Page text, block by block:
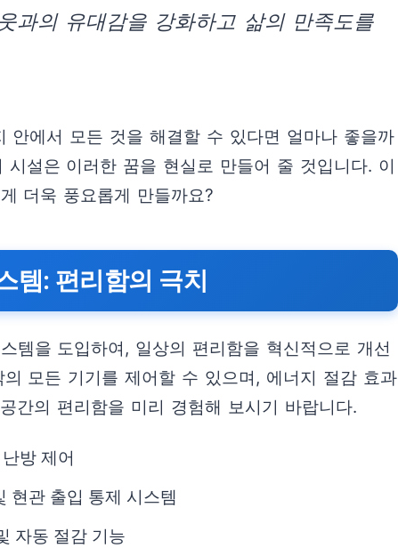
과의 유대감을 강화하고 삶의 만족도를
안에서 모든 것을 해결할 수 있다면 얼마나 좋을까
설은 이러한 꿈을 현실로 만들어 줄 것입니다. 이
더욱 풍요롭게 만들까요?
템: 편리함의 극치
템을 도입하여, 일상의 편리함을 혁신적으로 개선
모든 기기를 제어할 수 있으며, 에너지 절감 효과
간의 편리함을 미리 경험해 보시기 바랍니다.
방 제어
현관 출입 통제 시스템
자동 절감 기능